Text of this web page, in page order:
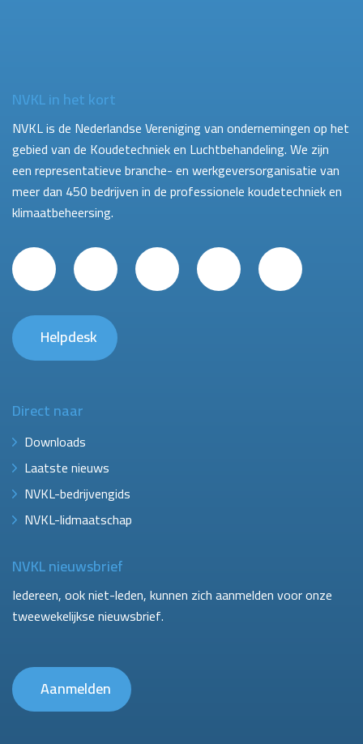
NVKL in het kort
NVKL is de Nederlandse Vereniging van ondernemingen op het
gebied van de Koudetechniek en Luchtbehandeling. We zijn
een representatieve branche- en werkgeversorganisatie van
meer dan 450 bedrijven in de professionele koudetechniek en
klimaatbeheersing.
Helpdesk
Direct naar
Downloads
Laatste nieuws
NVKL-bedrijvengids
NVKL-lidmaatschap
NVKL nieuwsbrief
Iedereen, ook niet-leden, kunnen zich aanmelden voor onze
tweewekelijkse nieuwsbrief.
Aanmelden